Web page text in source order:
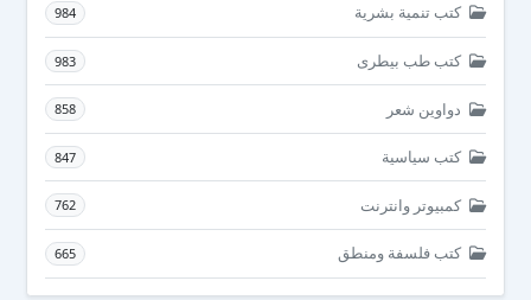
كتب تنمية بشرية 984
كتب طب بيطرى 983
دواوين شعر 858
كتب سياسية 847
كمبيوتر وانترنت 762
كتب فلسفة ومنطق 665